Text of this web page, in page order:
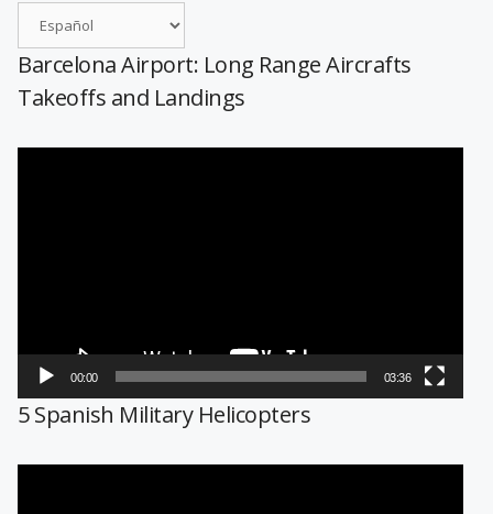
Barcelona Airport: Long Range Aircrafts
Takeoffs and Landings
00:00 03:36
5 Spanish Military Helicopters